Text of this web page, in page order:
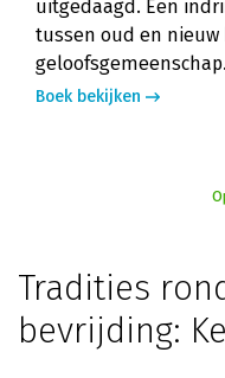
uitgedaagd. Een
tussen oud en nieuw
geloofsgemeenschap.
Boek bekijken
Tradities
bevrijding: